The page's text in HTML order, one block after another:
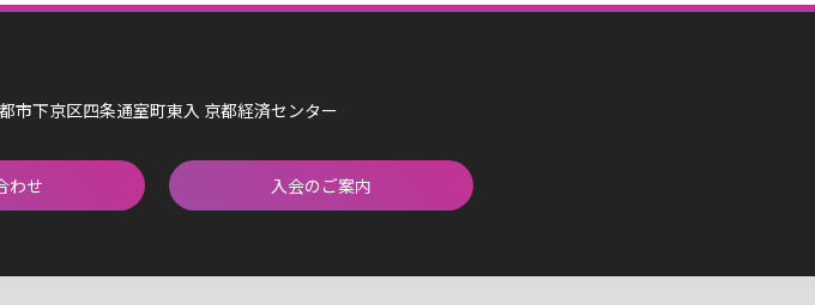
下京区四条通室町東入 京都経済センター
わせ 入会のご案内